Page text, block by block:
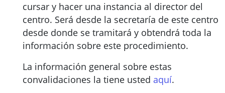
cursar y hacer una instancia al director del
centro. Será desde la secretaría de este centro
desde donde se tramitará y obtendrá toda la
información sobre este procedimiento.
La información general sobre estas
convalidaciones la tiene usted aquí.